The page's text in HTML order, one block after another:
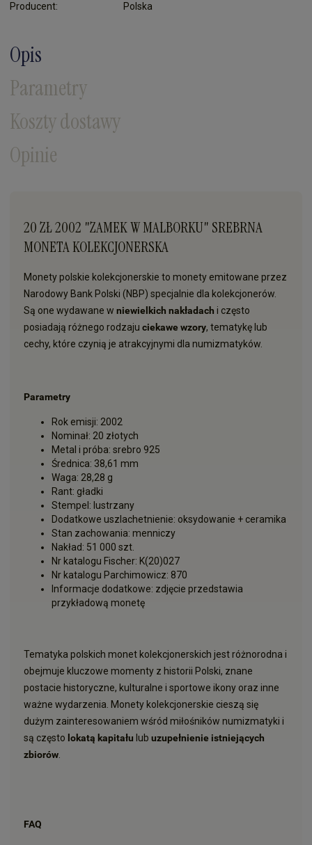
Producent: Polska
Opis
Parametry
Koszty dostawy
Opinie
20 ZŁ 2002 "ZAMEK W MALBORKU" SREBRNA
MONETA KOLEKCJONERSKA
Monety polskie kolekcjonerskie to monety emitowane przez
Narodowy Bank Polski (NBP) specjalnie dla kolekcjonerów.
Są one wydawane w niewielkich nakładach i często
posiadają różnego rodzaju ciekawe wzory, tematykę lub
cechy, które czynią je atrakcyjnymi dla numizmatyków.
Parametry
Rok emisji: 2002
Nominał: 20 złotych
Metal i próba: srebro 925
Średnica: 38,61 mm
Waga: 28,28 g
Rant: gładki
Stempel: lustrzany
Dodatkowe uszlachetnienie: oksydowanie + ceramika
Stan zachowania: menniczy
Nakład: 51 000 szt.
Nr katalogu Fischer: K(20)027
Nr katalogu Parchimowicz: 870
Informacje dodatkowe: zdjęcie przedstawia
przykładową monetę
Tematyka polskich monet kolekcjonerskich jest różnorodna i
obejmuje kluczowe momenty z historii Polski, znane
postacie historyczne, kulturalne i sportowe ikony oraz inne
ważne wydarzenia. Monety kolekcjonerskie cieszą się
dużym zainteresowaniem wśród miłośników numizmatyki i
są często lokatą kapitału lub uzupełnienie istniejących
zbiorów
FAQ